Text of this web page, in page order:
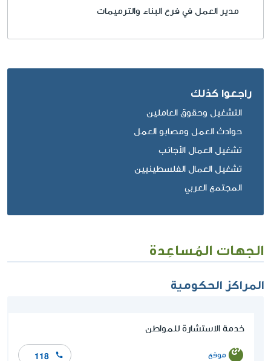
مدير العمل في فرع البناء والترميمات
راجعوا كذلك
التشغيل وحقوق العاملين
حوادث العمل ومصابو العمل
تشغيل العمال الأجانب
تشغيل العمال الفلسطينيين
المجتمع العربي
الجهات المُساعِدة
المراكز الحكومية
خدمة الاستشارة للمواطن
موقع 118